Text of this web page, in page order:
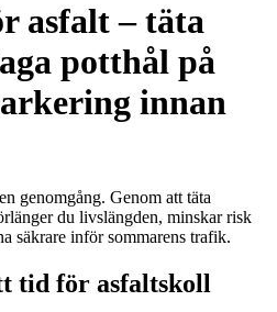
asfalt – täta
potthål på
innan
genomgång. Genom att täta
du livslängden, minskar risk
säkrare inför sommarens trafik.
tid för asfaltskoll